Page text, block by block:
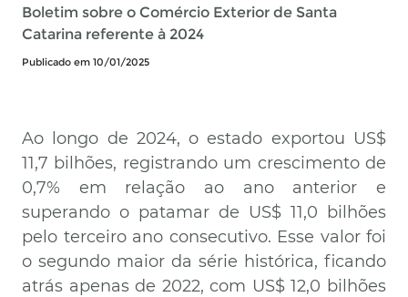
Boletim sobre o Comércio Exterior de Santa
Catarina referente à 2024
Publicado em 10/01/2025
Ao longo de 2024, o estado exportou US$
11,7 bilhões, registrando um crescimento de
0,7% em relação ao ano anterior e
superando o patamar de US$ 11,0 bilhões
pelo terceiro ano consecutivo. Esse valor foi
o segundo maior da série histórica, ficando
atrás apenas de 2022, com US$ 12,0 bilhões